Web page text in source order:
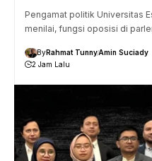
Pengamat politik Universitas
menilai, fungsi oposisi di
ByRahmat TunnyAmin Suciady
2 Jam Lalu